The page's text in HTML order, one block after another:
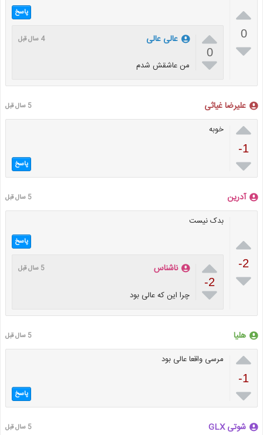

0

پاسخ

0

عالی عالی 4 سال قبل
من عاشقش شدم
علیرضا غیاثی 5 سال قبل

-1

خوبه
پاسخ
آدرین 5 سال قبل

-2

بدک نیست
پاسخ

-2

ناشناس 5 سال قبل
چرا این که عالی بود
هلیا 5 سال قبل

-1

مرسی واقعا عالی بود
پاسخ
شوتی GLX 5 سال قبل